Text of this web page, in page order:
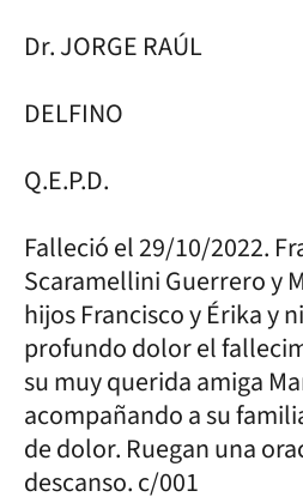
Dr. JORGE RAÚL
DELFINO
Q.E.P.D.
Falleció el 29/10/2022.
Scaramellini Guerrero y
hijos Francisco y Érika y
profundo dolor el
su muy querida amiga
acompañando a su
de dolor. Ruegan una
descanso. c/001